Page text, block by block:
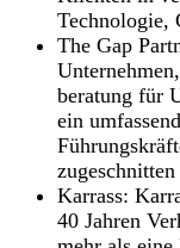
Technologie,
The Gap
beratung für
ein
Karrass:
40 Jahren